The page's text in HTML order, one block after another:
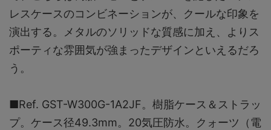
レスケースのコンビネーションが、クールな印象を
演出する。メタルのソリッドな質感に加え、よりス
ポーティな雰囲気が強まったデザインといえるだろ
う。
■Ref. GST-W300G-1A2JF。樹脂ケース＆ストラッ
プ。ケース径49.3mm。20気圧防水。クォーツ（電